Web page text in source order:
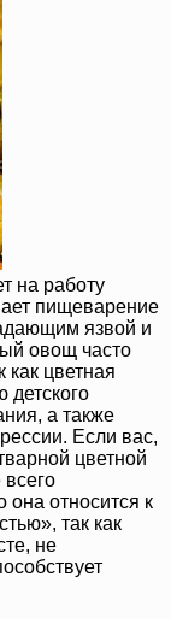
на работу
пищеварение
язвой и
овощ часто
как цветная
детского
а также
Если вас,
цветной
она относится к
так как
не